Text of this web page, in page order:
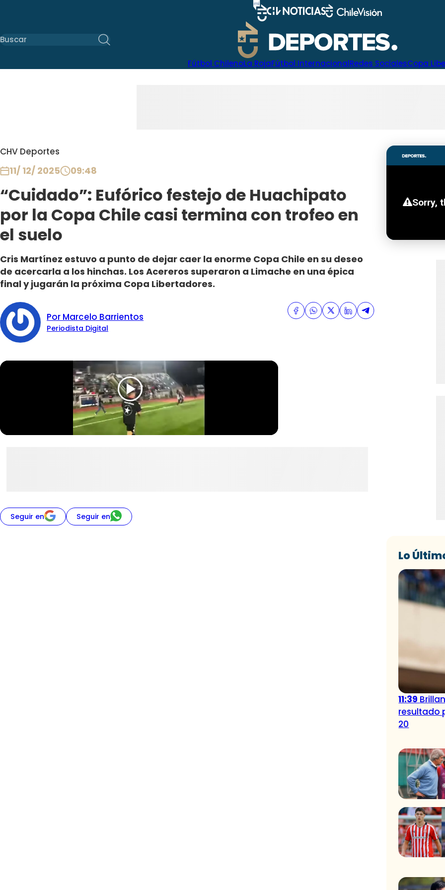
Fútbol ChilenoLa RojaFútbol InternacionalRedes SocialesCopa
CHV Deportes
11/ 12/ 2025 09:48
“Cuidado”: Eufórico festejo de Huachipato
por la Copa Chile casi termina con trofeo en
el suelo
Cris Martínez estuvo a punto de dejar caer la enorme Copa Chile en su deseo
de acercarla a los hinchas. Los Acereros superaron a Limache en una épica
final y jugarán la próxima Copa Libertadores.
Por Marcelo Barrientos
Periodista Digital
Seguir en Seguir en
Lo
11:39
resultado
20